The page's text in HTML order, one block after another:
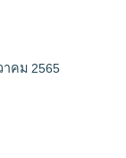
คม 2565